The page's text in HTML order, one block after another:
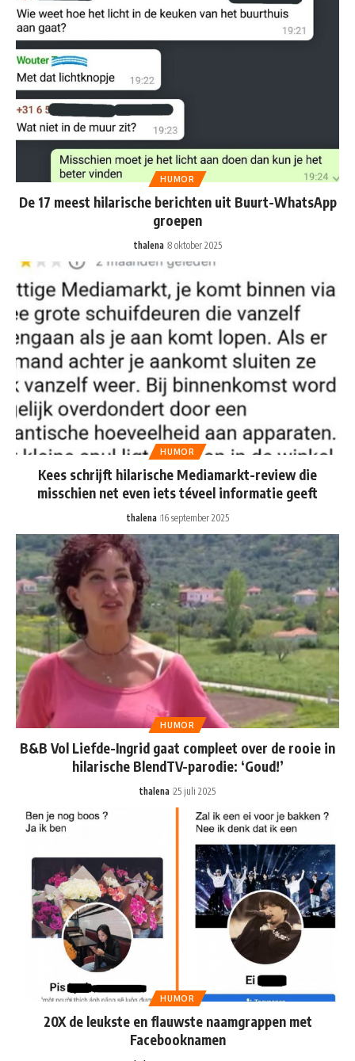
HUMOR
De 17 meest hilarische berichten uit Buurt-WhatsApp
groepen
thalena 8 oktober 2025
HUMOR
Kees schrijft hilarische Mediamarkt-review die
misschien net even iets téveel informatie geeft
thalena 16 september 2025
HUMOR
B&B Vol Liefde-Ingrid gaat compleet over de rooie in
hilarische BlendTV-parodie: ‘Goud!’
thalena 25 juli 2025
HUMOR
20X de leukste en flauwste naamgrappen met
Facebooknamen